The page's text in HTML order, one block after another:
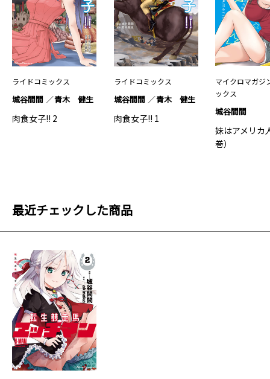
ライドコミックス
城谷間間 青木 健生
肉食女子!! 2
ライドコミックス
城谷間間 青木 健生
肉食女子!! 1
マイクロマガジ
ックス
城谷間間
妹はアメリカ
巻）
最近チェックした商品